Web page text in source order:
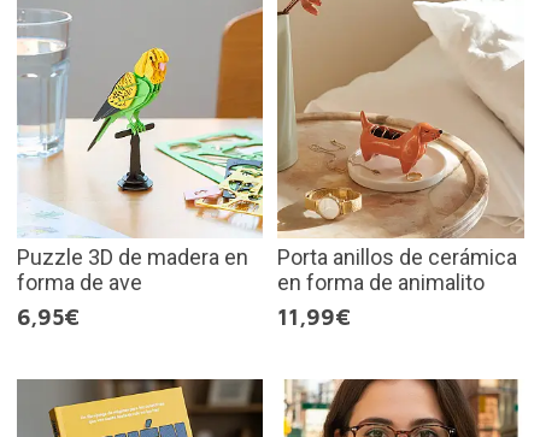
Puzzle 3D de madera en
forma de ave
6,95€
Porta anillos de cerámica
en forma de animalito
11,99€